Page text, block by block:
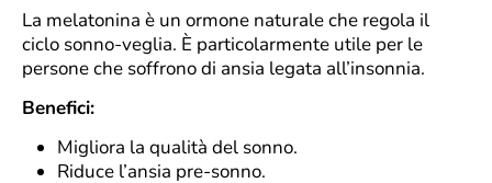
La melatonina è un ormone naturale che regola il
ciclo sonno-veglia. È particolarmente utile per le
persone che soffrono di ansia legata all’insonnia.
Benefici:
Migliora la qualità del sonno.
Riduce l’ansia pre-sonno.